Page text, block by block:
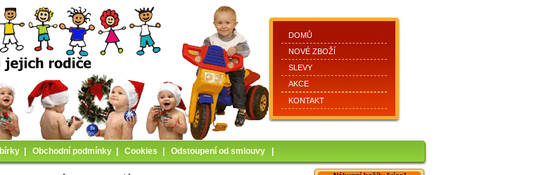
DOMŮ
NOVÉ ZBOŽÍ
SLEVY
AKCE
KONTAKT
Obchodní podmínky Cookies Odstoupení od smlouvy